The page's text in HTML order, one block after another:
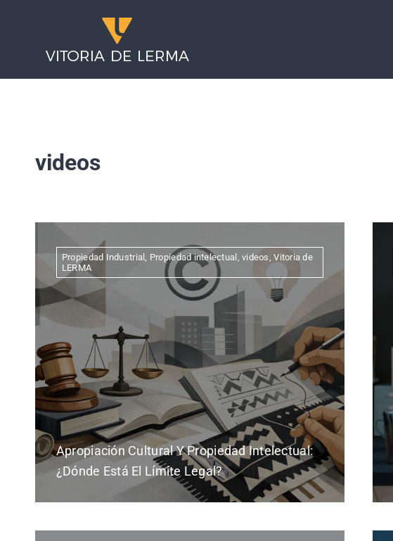
contenido
videos
Propiedad Industrial, Propiedad intelectual ,videos,Vitoria de
LERMA
Apropiación Cultural Y Propiedad Intelectual:
¿dónde Está El Límite Legal?